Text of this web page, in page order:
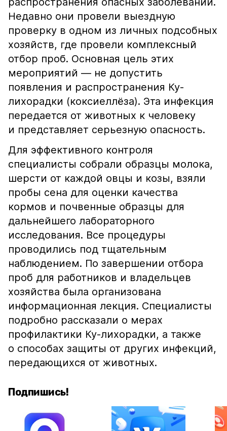
Недавно они провели выездную
проверку в одном из личных подсобных
хозяйств, где провели комплексный
отбор проб. Основная цель этих
мероприятий — не допустить
появления и распространения Ку-
лихорадки (коксиеллёза). Эта инфекция
передается от животных к человеку
и представляет серьезную опасность.
Для эффективного контроля
специалисты собрали образцы молока,
шерсти от каждой овцы и козы, взяли
пробы сена для оценки качества
кормов и почвенные образцы для
дальнейшего лабораторного
исследования. Все процедуры
проводились под тщательным
наблюдением. По завершении отбора
проб для работников и владельцев
хозяйства была организована
информационная лекция. Специалисты
подробно рассказали о мерах
профилактики Ку-лихорадки, а также
о способах защиты от других инфекций,
передающихся от животных.
Подпишись!